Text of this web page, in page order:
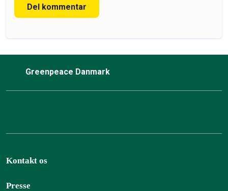
Del kommentar
Greenpeace Danmark
Kontakt os
Presse